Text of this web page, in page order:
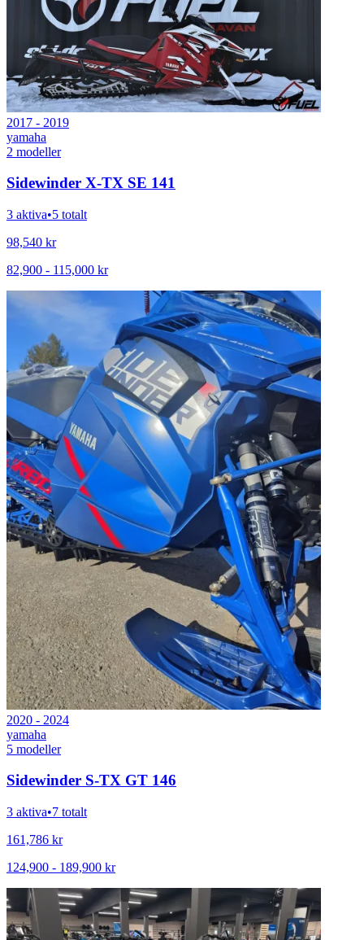
2017 - 2019
yamaha
2 modeller
Sidewinder X-TX SE 141
3 aktiva•5 totalt
98,540 kr
82,900 - 115,000 kr
2020 - 2024
yamaha
5 modeller
Sidewinder S-TX GT 146
3 aktiva•7 totalt
161,786 kr
124,900 - 189,900 kr